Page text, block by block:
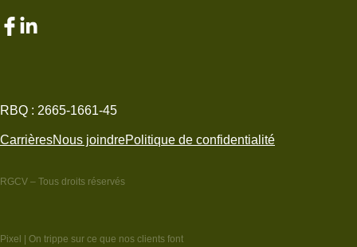
RBQ : 2665-1661-45
CarrièresNous joindrePolitique de confidentialité
RGCV – Tous droits réservés
Pixel | On trippe sur ce que nos clients font